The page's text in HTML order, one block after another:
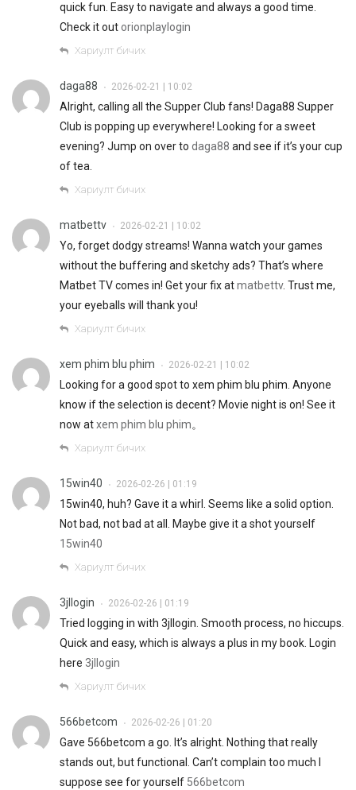
quick fun. Easy to navigate and always a good time.
Check it out orionplaylogin
Хариулт бичих
daga88 • 2026-02-21 | 10:02
Alright, calling all the Supper Club fans! Daga88 Supper
Club is popping up everywhere! Looking for a sweet
evening? Jump on over to daga88 and see if it’s your cup
of tea.
Хариулт бичих
matbettv • 2026-02-21 | 10:02
Yo, forget dodgy streams! Wanna watch your games
without the buffering and sketchy ads? That’s where
Matbet TV comes in! Get your fix atmatbettv. Trust me,
your eyeballs will thank you!
Хариулт бичих
xem phim blu phim • 2026-02-21 | 10:02
Looking for a good spot to xem phim blu phim. Anyone
know if the selection is decent? Movie night is on! See it
now atxem phim blu phim。
Хариулт бичих
15win40 • 2026-02-26 | 01:19
15win40, huh? Gave it a whirl. Seems like a solid option.
Not bad, not bad at all. Maybe give it a shot yourself
15win40
Хариулт бичих
3jllogin • 2026-02-26 | 01:19
Tried logging in with 3jllogin. Smooth process, no hiccups.
Quick and easy, which is always a plus in my book. Login
here 3jllogin
Хариулт бичих
566betcom • 2026-02-26 | 01:20
Gave 566betcom a go. It’s alright. Nothing that really
stands out, but functional. Can’t complain too much I
suppose see for yourself 566betcom